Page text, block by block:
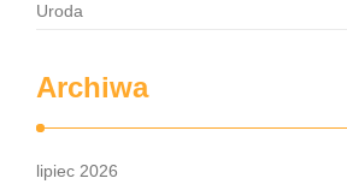
Uroda
Archiwa
lipiec 2026